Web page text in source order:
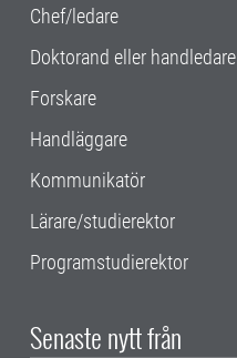
Chef/ledare
Doktorand eller handledare
Forskare
Handläggare
Kommunikatör
Lärare/studierektor
Programstudierektor
Senaste nytt från